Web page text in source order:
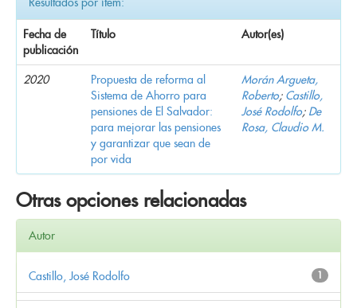
Fecha de
publicación
Título Autor(es)
2020
Propuesta de reforma al
Sistema de Ahorro para
pensiones de El Salvador:
para mejorar las pensiones
y garantizar que sean de
por vida
Morán Argueta,
Roberto; Castillo,
José Rodolfo; De
Rosa, Claudio M.
Otras opciones relacionadas
Autor
1
Castillo, José Rodolfo